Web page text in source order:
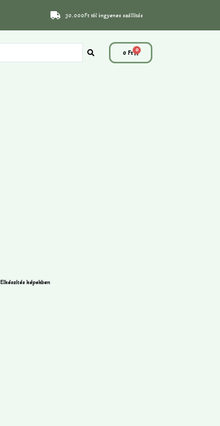
30.000Ft tól ingyenes szállítás
0 Ft 0
Elkészítés képekben